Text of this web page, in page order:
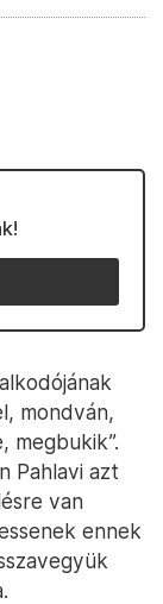
mondván,
megbukik”.
Pahlavi azt
van
ennek